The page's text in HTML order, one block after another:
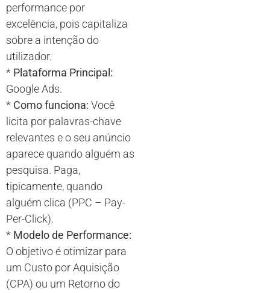
performance por
excelência, pois capitaliza
sobre a intenção do
utilizador.
* Plataforma Principal:
Google Ads.
* Como funciona: Você
licita por palavras-chave
relevantes e o seu anúncio
aparece quando alguém as
pesquisa. Paga,
tipicamente, quando
alguém clica (PPC – Pay-
Per-Click).
* Modelo de Performance:
O objetivo é otimizar para
um Custo por Aquisição
(CPA) ou um Retorno do